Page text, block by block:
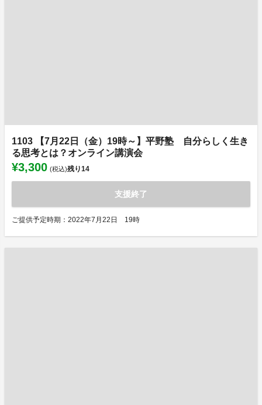
1103 【7月22日（金）19時～】平野塾 自分らしく生き
る思考とは？オンライン講演会
¥3,300 (税込)残り14
支援終了
ご提供予定時期：2022年7月22日 19時